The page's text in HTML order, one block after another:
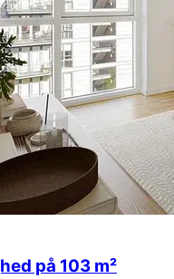
på 103 m²